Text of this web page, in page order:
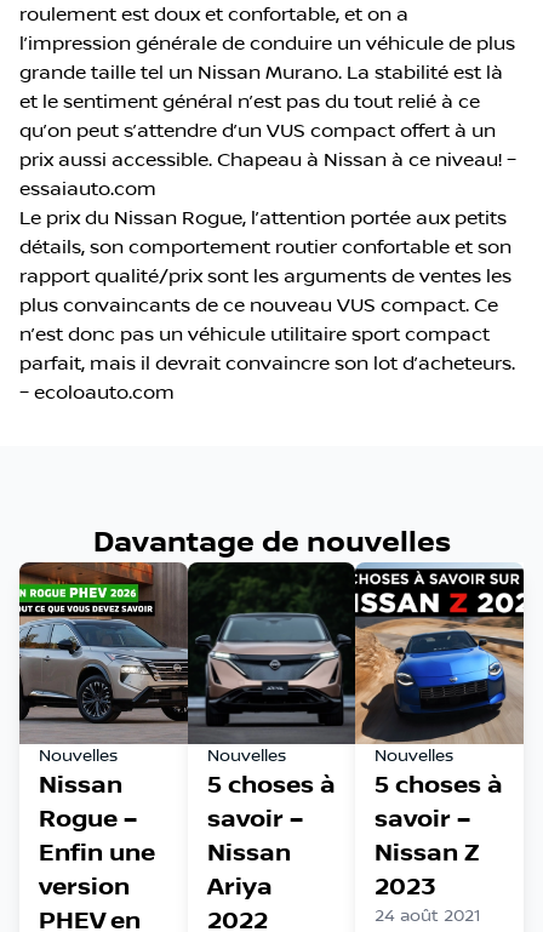
roulement est doux et confortable, et on a
l’impression générale de conduire un véhicule de plus
grande taille tel un Nissan Murano. La stabilité est là
et le sentiment général n’est pas du tout relié à ce
qu’on peut s’attendre d’un VUS compact offert à un
prix aussi accessible. Chapeau à Nissan à ce niveau! –
essaiauto.com
Le prix du Nissan Rogue, l’attention portée aux petits
détails, son comportement routier confortable et son
rapport qualité/prix sont les arguments de ventes les
plus convaincants de ce nouveau VUS compact. Ce
n’est donc pas un véhicule utilitaire sport compact
parfait, mais il devrait convaincre son lot d’acheteurs.
– ecoloauto.com
Davantage de nouvelles
Nouvelles
Nissan
Rogue –
Enfin une
version
PHEV en
Nouvelles
5 choses à
savoir –
Nissan
Ariya
2022
Nouvelles
5 choses à
savoir –
Nissan Z
2023
24 août 2021